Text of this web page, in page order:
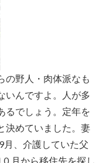
の野人・肉体派なも
いんですよ。人が多
るでしょう。定年を
決めていました。妻
月、介護していた父
月から移住先を探し